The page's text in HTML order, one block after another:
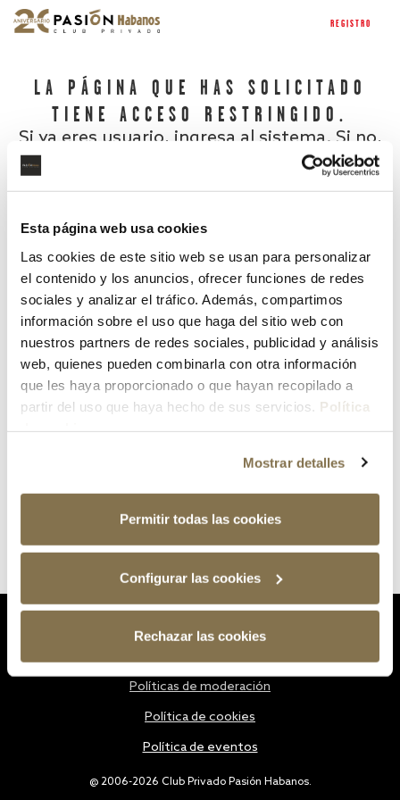
Esta página web usa cookies
Las cookies de este sitio web se usan para personalizar
el contenido y los anuncios, ofrecer funciones de redes
sociales y analizar el tráfico. Además, compartimos
información sobre el uso que haga del sitio web con
nuestros partners de redes sociales, publicidad y análisis
web, quienes pueden combinarla con otra información
que les haya proporcionado o que hayan recopilado a
partir del uso que haya hecho de sus servicios. Política
Mostrar detalles
Permitir todas las cookies
Configurar las cookies
Rechazar las cookies
REGISTRO
LA PÁGINA QUE HAS SOLICITADO
TIENE ACCESO RESTRINGIDO.
Si ya eres usuario, ingresa al sistema. Si no,
¿Has olvidado tu contraseña?
@ 2006-2026 Club Privado Pasión Habanos.
Políticas de moderación
Política de cookies
Política de eventos